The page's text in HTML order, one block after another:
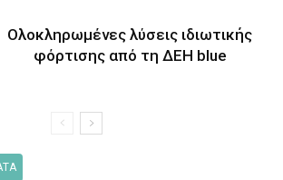
Ολοκληρωμένες λύσεις ιδιωτικής
φόρτισης από τη ΔΕΗ blue